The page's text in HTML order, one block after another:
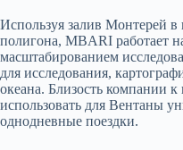
Используя залив Монтерей в
полигона, MBARI работает
масштабированием
для исследования,
океана. Близость компании
использовать для Вентаны
однодневные поездки.